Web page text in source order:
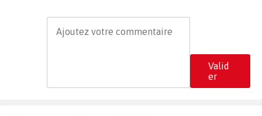
Valid
er